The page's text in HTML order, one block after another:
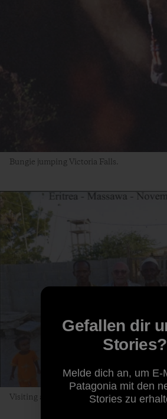
Bungie jumping Victoria Falls.
Visiting a port town in Eritrea.
Gefallen dir
Stories?
Melde dich an, um E-
Patagonia mit den
Stories zu